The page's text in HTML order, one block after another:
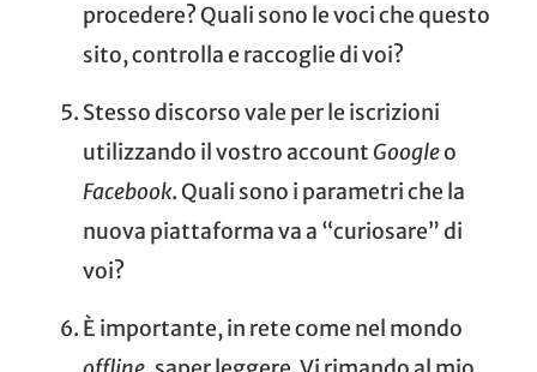
procedere? Quali sono le voci che questo
sito, controlla e raccoglie di voi?
Stesso discorso vale per le iscrizioni
utilizzando il vostro account Googleo
Facebook. Quali sono i parametri che la
nuova piattaforma va a “curiosare” di
voi?
È importante, in rete come nel mondo